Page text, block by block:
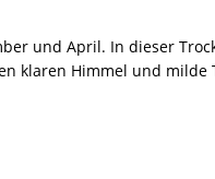
und April. In dieser
klaren Himmel und